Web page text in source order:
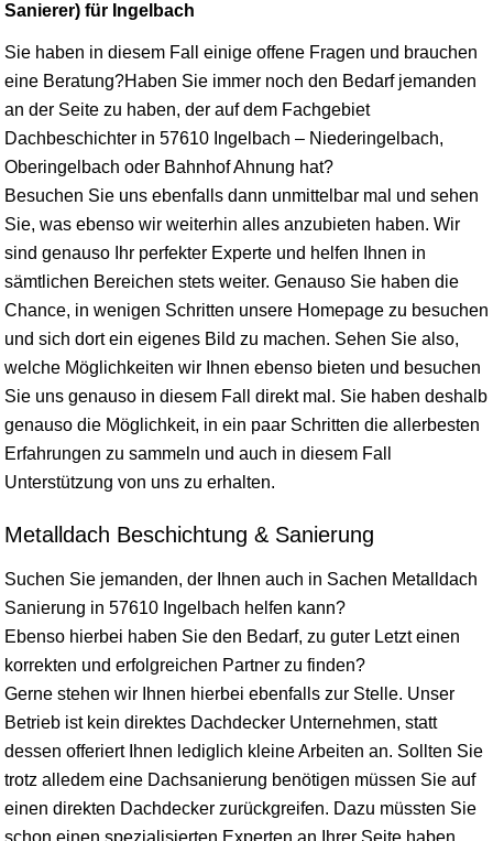
Sanierer) für Ingelbach
Sie haben in diesem Fall einige offene Fragen und brauchen
eine Beratung?Haben Sie immer noch den Bedarf jemanden
an der Seite zu haben, der auf dem Fachgebiet
Dachbeschichter in 57610 Ingelbach – Niederingelbach,
Oberingelbach oder Bahnhof Ahnung hat?
Besuchen Sie uns ebenfalls dann unmittelbar mal und sehen
Sie, was ebenso wir weiterhin alles anzubieten haben. Wir
sind genauso Ihr perfekter Experte und helfen Ihnen in
sämtlichen Bereichen stets weiter. Genauso Sie haben die
Chance, in wenigen Schritten unsere Homepage zu besuchen
und sich dort ein eigenes Bild zu machen. Sehen Sie also,
welche Möglichkeiten wir Ihnen ebenso bieten und besuchen
Sie uns genauso in diesem Fall direkt mal. Sie haben deshalb
genauso die Möglichkeit, in ein paar Schritten die allerbesten
Erfahrungen zu sammeln und auch in diesem Fall
Unterstützung von uns zu erhalten.
Metalldach Beschichtung & Sanierung
Suchen Sie jemanden, der Ihnen auch in Sachen Metalldach
Sanierung in 57610 Ingelbach helfen kann?
Ebenso hierbei haben Sie den Bedarf, zu guter Letzt einen
korrekten und erfolgreichen Partner zu finden?
Gerne stehen wir Ihnen hierbei ebenfalls zur Stelle. Unser
Betrieb ist kein direktes Dachdecker Unternehmen, statt
dessen offeriert Ihnen lediglich kleine Arbeiten an. Sollten Sie
trotz alledem eine Dachsanierung benötigen müssen Sie auf
einen direkten Dachdecker zurückgreifen. Dazu müssten Sie